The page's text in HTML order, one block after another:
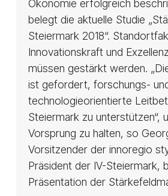
Ökonomie erfolgreich
belegt die aktuelle Studie
Steiermark 2018“.
Innovationskraft und
müssen gestärkt werden.
ist gefordert, forschungs-
technologieorientierte
Steiermark zu unterstützen“,
Vorsprung zu halten, so
Vorsitzender der innoregio
Präsident der IV-Steiermark,
Präsentation der